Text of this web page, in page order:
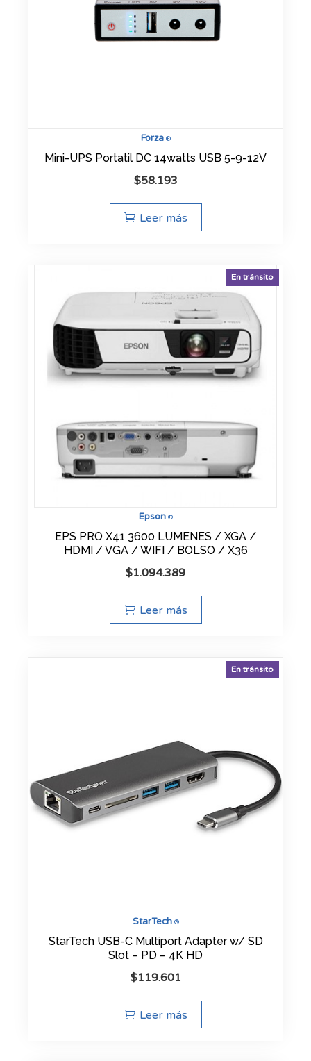
Forza®
Mini-UPS Portatil DC 14watts USB 5-9-12V
$58.193
Leer más
Epson®
En tránsito
EPS PRO X41 3600 LUMENES / XGA /
HDMI / VGA / WIFI / BOLSO / X36
$1.094.389
Leer más
StarTech®
En tránsito
StarTech USB-C Multiport Adapter w/ SD
Slot – PD – 4K HD
$119.601
Leer más